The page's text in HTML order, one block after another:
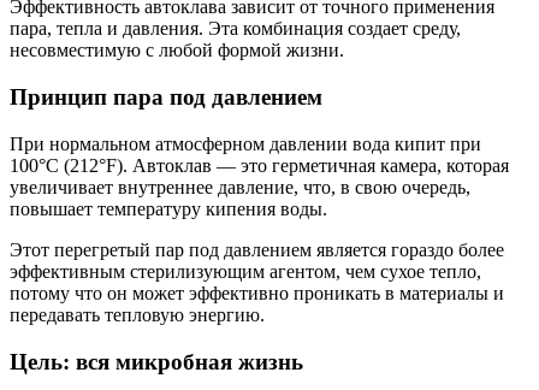
Эффективность автоклава зависит от точного применения
пара, тепла и давления. Эта комбинация создает среду,
несовместимую с любой формой жизни.
Принцип пара под давлением
При нормальном атмосферном давлении вода кипит при
100°C (212°F). Автоклав — это герметичная камера, которая
увеличивает внутреннее давление, что, в свою очередь,
повышает температуру кипения воды.
Этот перегретый пар под давлением является гораздо более
эффективным стерилизующим агентом, чем сухое тепло,
потому что он может эффективно проникать в материалы и
передавать тепловую энергию.
Цель: вся микробная жизнь